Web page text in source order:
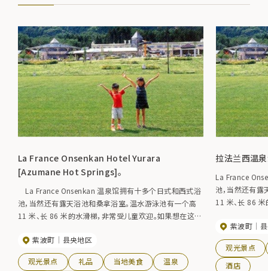
La France Onsenkan Hotel Yurara
[Azumane Hot Springs]。
La France Onsenkan 温泉馆拥有十多个日式和西式浴
池，当然还有露天浴池和桑拿浴室。温水游泳池有一个高
11 米、长 86 米的水滑梯，非常受儿童欢迎。如果想在这里
名。您可以尽情玩耍，放松身心。
紫波町 县央地区
观光景点 礼品 当地美食
温泉
拉法兰西温
La France
池，当然还有
11 米、长 86
尽情游玩，放松
紫波町
观光景点
酒店